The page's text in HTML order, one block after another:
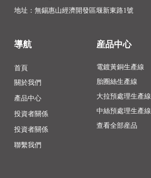
地址：無錫惠山經濟開發區堰新東路1號
導航
首頁
關於我們
產品中心
投資者關係
投資者關係
聯繫我們
産品中心
電鍍黃銅生產線
胎圈絲生產線
大拉預處理生產線
中絲預處理生產線
查看全部産品